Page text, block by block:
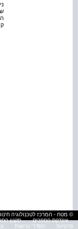
© מטח - המרכז לטכנולוגיה
אינדקס הספרים
תקנון
פרטיות
הסדרי נגישות